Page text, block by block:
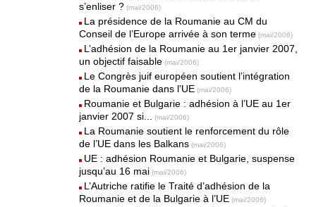
s’enliser ? (mai/2006)
La présidence de la Roumanie au CM du
Conseil de l’Europe arrivée à son terme (mai/2006)
L’adhésion de la Roumanie au 1er janvier 2007,
un objectif faisable (mai/2006)
Le Congrès juif européen soutient l’intégration
de la Roumanie dans l’UE (mai/2006)
Roumanie et Bulgarie : adhésion à l’UE au 1er
janvier 2007 si...
(mai/2006)
La Roumanie soutient le renforcement du rôle
de l’UE dans les Balkans (mai/2006)
UE : adhésion Roumanie et Bulgarie, suspense
jusqu’au 16 mai (mai/2006)
L’Autriche ratifie le Traité d’adhésion de la
Roumanie et de la Bulgarie à l’UE (mai/2006)